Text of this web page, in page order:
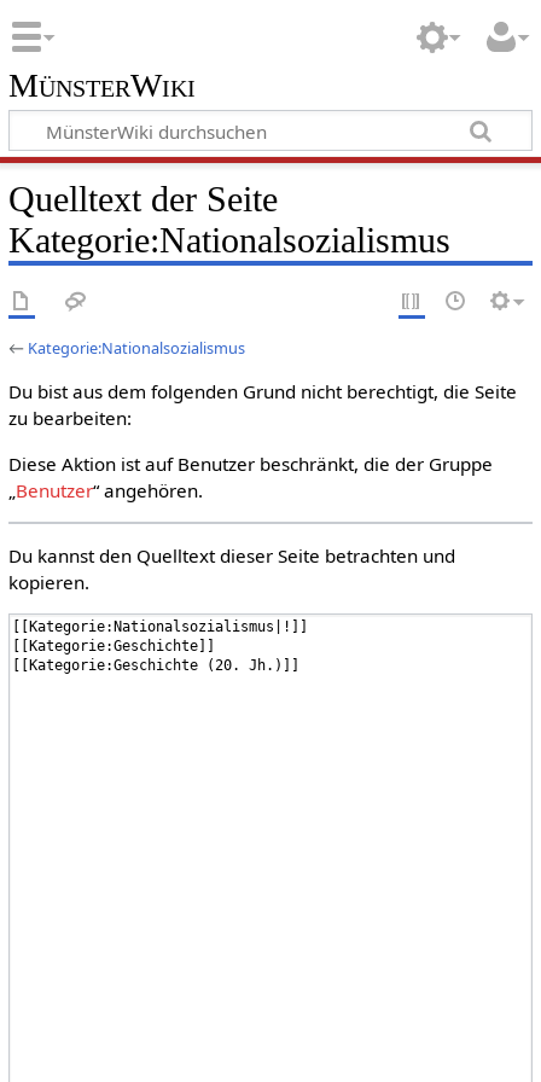
MünsterWiki
Quelltext der Seite
Kategorie:Nationalsozialismus
← Kategorie:Nationalsozialismus
Du bist aus dem folgenden Grund nicht berechtigt, die Seite
zu bearbeiten:
Diese Aktion ist auf Benutzer beschränkt, die der Gruppe
Benutzer“ angehören.
Du kannst den Quelltext dieser Seite betrachten und
kopieren.